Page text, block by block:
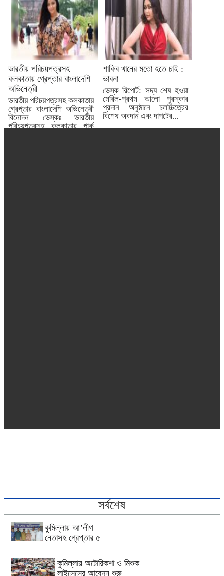
ভারতীয় পরিচয়পত্রসহ
কলকাতায় গ্রেপ্তার বাংলাদেশি
অভিনেত্রী
ভারতীয় পরিচয়পত্রসহ কলকাতায়
গ্রেপ্তার বাংলাদেশি অভিনেত্রী
বিনোদন ডেস্কঃ ভারতীয়
পরিচয়পত্রসহ কলকাতার পার্ক
শাকিব খানের মতো হতে চাই :
ভাবনা
ডেস্ক রিপোর্ট: সদ্য শেষ হওয়া
মেরিল-প্রথম আলো পুরস্কার
প্রদান অনুষ্ঠানে চলচ্চিত্রের
বিশেষ অবদান এবং দাপটের...
সর্বশেষ
কুমিল্লায় আ’লীগ
নেতাসহ গ্রেপ্তার ৫
কুমিল্লায় অটোরিকশা ও মিশুক
লাইসেন্সের আবেদন শুরু